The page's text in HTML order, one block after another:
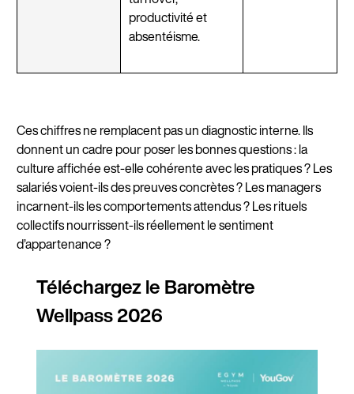
productivité et
absentéisme.
Ces chiffres ne remplacent pas un diagnostic interne. Ils
donnent un cadre pour poser les bonnes questions : la
culture affichée est-elle cohérente avec les pratiques ? Les
salariés voient-ils des preuves concrètes ? Les managers
incarnent-ils les comportements attendus ? Les rituels
collectifs nourrissent-ils réellement le sentiment
d’appartenance ?
Téléchargez le Baromètre
Wellpass 2026